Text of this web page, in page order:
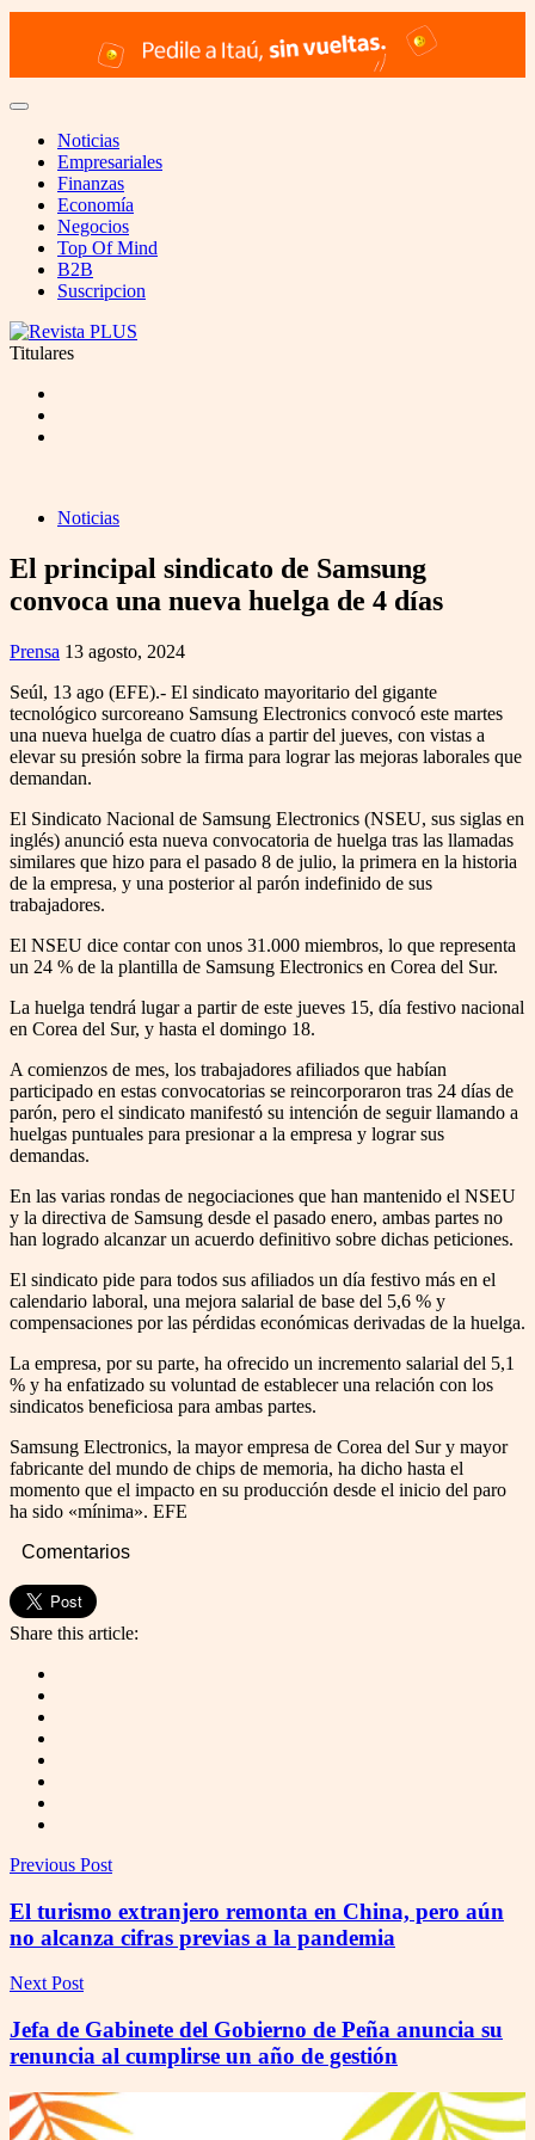
Noticias
Empresariales
Finanzas
Economía
Negocios
Top Of Mind
B2B
Suscripcion
Titulares
Noticias
El principal sindicato de Samsung
convoca una nueva huelga de 4 días
Prensa 13 agosto, 2024
Seúl, 13 ago (EFE).- El sindicato mayoritario del gigante
tecnológico surcoreano Samsung Electronics convocó este martes
una nueva huelga de cuatro días a partir del jueves, con vistas a
elevar su presión sobre la firma para lograr las mejoras laborales que
demandan.
El Sindicato Nacional de Samsung Electronics (NSEU, sus siglas en
inglés) anunció esta nueva convocatoria de huelga tras las llamadas
similares que hizo para el pasado 8 de julio, la primera en la historia
de la empresa, y una posterior al parón indefinido de sus
trabajadores.
El NSEU dice contar con unos 31.000 miembros, lo que representa
un 24 % de la plantilla de Samsung Electronics en Corea del Sur.
La huelga tendrá lugar a partir de este jueves 15, día festivo nacional
en Corea del Sur, y hasta el domingo 18.
A comienzos de mes, los trabajadores afiliados que habían
participado en estas convocatorias se reincorporaron tras 24 días de
parón, pero el sindicato manifestó su intención de seguir llamando a
huelgas puntuales para presionar a la empresa y lograr sus
demandas.
En las varias rondas de negociaciones que han mantenido el NSEU
y la directiva de Samsung desde el pasado enero, ambas partes no
han logrado alcanzar un acuerdo definitivo sobre dichas peticiones.
El sindicato pide para todos sus afiliados un día festivo más en el
calendario laboral, una mejora salarial de base del 5,6 % y
compensaciones por las pérdidas económicas derivadas de la huelga.
La empresa, por su parte, ha ofrecido un incremento salarial del 5,1
% y ha enfatizado su voluntad de establecer una relación con los
sindicatos beneficiosa para ambas partes.
Samsung Electronics, la mayor empresa de Corea del Sur y mayor
fabricante del mundo de chips de memoria, ha dicho hasta el
momento que el impacto en su producción desde el inicio del paro
ha sido «mínima». EFE
Comentarios
Share this article:
Previous Post
El turismo extranjero remonta en China, pero aún
no alcanza cifras previas a la pandemia
Next Post
Jefa de Gabinete del Gobierno de Peña anuncia su
renuncia al cumplirse un año de gestión